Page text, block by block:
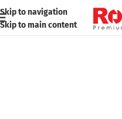
Skip to navigation
Skip to main content